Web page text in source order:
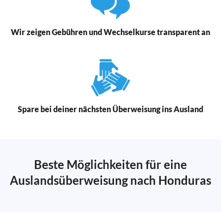
Wir zeigen Gebühren und Wechselkurse transparent an
Spare bei deiner nächsten Überweisung ins Ausland
Beste Möglichkeiten für eine
Auslandsüberweisung nach Honduras